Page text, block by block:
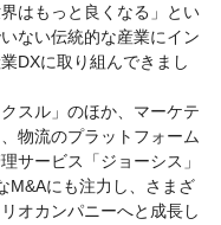
はもっと良くなる」とい
ない伝統的な産業にイン
DXに取り組んできまし
スル」のほか、マーケテ
物流のプラットフォーム
サービス「ジョーシス」
M&Aにも注力し、さまざ
オカンパニーへと成長し